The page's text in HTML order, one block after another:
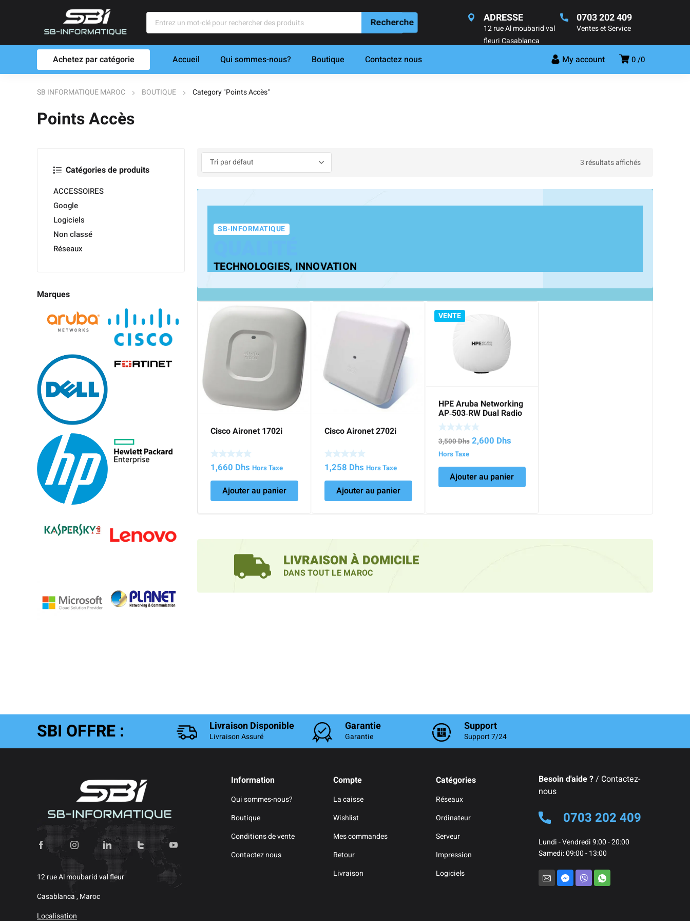
ADRESSE
12 rue Al moubarid val
fleuri Casablanca
0703 202 409
Ventes et Service
0 0
My account
Achetez par catégorie Accueil Qui sommes-nous? Boutique Contactez nous
SB INFORMATIQUE MAROC BOUTIQUE Category "Points Accès"
Points Accès
Catégories de produits
ACCESSOIRES
Google
Logiciels
Non classé
Réseaux
Marques
3 résultats affichés
SB-INFORMATIQUE
TECHNOLOGIES, INNOVATION
Cisco Aironet 1702i
1,660 Dhs Hors Taxe
Ajouter au panier
Cisco Aironet 2702i
1,258 Dhs Hors Taxe
Ajouter au panier
VENTE
HPE Aruba Networking
AP‑503‑RW Dual Radio
2×2 802.11ax Wi‑Fi 6
Campus Access Point
3,500Dhs Le
initial
était :
3,500 Dhs.
2,600 DhsLe
actuel
est :
2,600 Dhs.
Hors Taxe
Ajouter au panier
LIVRAISON À DOMICILE
DANS TOUT LE MAROC
SBI OFFRE : Livraison Disponible
Livraison Assuré
Garantie
Garantie
Support
Support 7/24
12 rue Al moubarid val fleur
Casablanca , Maroc
Localisation
Information
Qui sommes-nous?
Boutique
Conditions de vente
Contactez nous
Compte
La caisse
Wishlist
Mes commandes
Retour
Livraison
Catégories
Réseaux
Ordinateur
Serveur
Impression
Logiciels
Besoin d'aide ?/ Contactez-
nous
0703 202 409
Lundi - Vendredi 9:00 - 20:00
Samedi: 09:00 - 13:00